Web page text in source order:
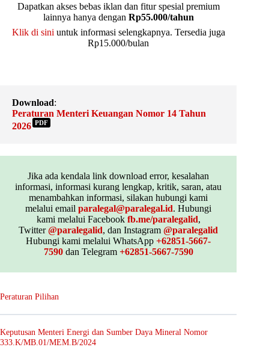
Dapatkan akses bebas iklan dan fitur spesial premium
lainnya hanya dengan Rp55.000/tahun
Klik di sini untuk informasi selengkapnya. Tersedia juga
Rp15.000/bulan
Download:
Peraturan Menteri Keuangan Nomor 14 Tahun
2026 PDF
Jika ada kendala link download error, kesalahan
informasi, informasi kurang lengkap, kritik, saran, atau
menambahkan informasi, silakan hubungi kami
melalui emailparalegal@paralegal.id. Hubungi
kami melalui Facebook fb.me/paralegalid,
Twitter@paralegalid, dan Instagram@paralegalid
Hubungi kami melalui WhatsApp+62851-5667-
7590dan Telegram +62851-5667-7590
Peraturan Pilihan
Keputusan Menteri Energi dan Sumber Daya Mineral Nomor
333.K/MB.01/MEM.B/2024